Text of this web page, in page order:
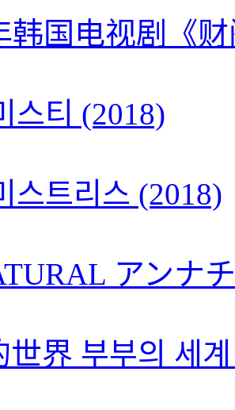
韩国电视剧《
스티 (2018)
스트리스 (2018)
アンナ
界 부부의 세